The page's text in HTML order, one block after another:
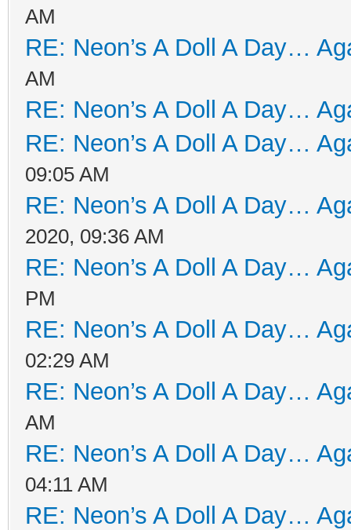
AM
RE: Neon’s A Doll A Day…
AM
RE: Neon’s A Doll A Day…
RE: Neon’s A Doll A Day…
09:05 AM
RE: Neon’s A Doll A Day…
2020, 09:36 AM
RE: Neon’s A Doll A Day…
PM
RE: Neon’s A Doll A Day…
02:29 AM
RE: Neon’s A Doll A Day…
AM
RE: Neon’s A Doll A Day…
04:11 AM
RE: Neon’s A Doll A Day…